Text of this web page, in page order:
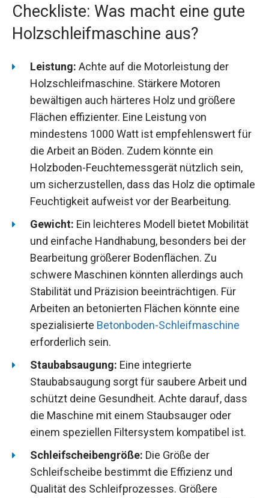
Checkliste: Was macht eine gute
Holzschleifmaschine aus?
Leistung: Achte auf die Motorleistung der
Holzschleifmaschine. Stärkere Motoren
bewältigen auch härteres Holz und größere
Flächen effizienter. Eine Leistung von
mindestens 1000 Watt ist empfehlenswert für
die Arbeit an Böden. Zudem könnte ein
Holzboden-Feuchtemessgerät nützlich sein,
um sicherzustellen, dass das Holz die optimale
Feuchtigkeit aufweist vor der Bearbeitung.
Gewicht: Ein leichteres Modell bietet Mobilität
und einfache Handhabung, besonders bei der
Bearbeitung größerer Bodenflächen. Zu
schwere Maschinen könnten allerdings auch
Stabilität und Präzision beeinträchtigen. Für
Arbeiten an betonierten Flächen könnte eine
spezialisierte Betonboden-Schleifmaschine
erforderlich sein.
Staubabsaugung: Eine integrierte
Staubabsaugung sorgt für saubere Arbeit und
schützt deine Gesundheit. Achte darauf, dass
die Maschine mit einem Staubsauger oder
einem speziellen Filtersystem kompatibel ist.
Schleifscheibengröße: Die Größe der
Schleifscheibe bestimmt die Effizienz und
Qualität des Schleifprozesses. Größere